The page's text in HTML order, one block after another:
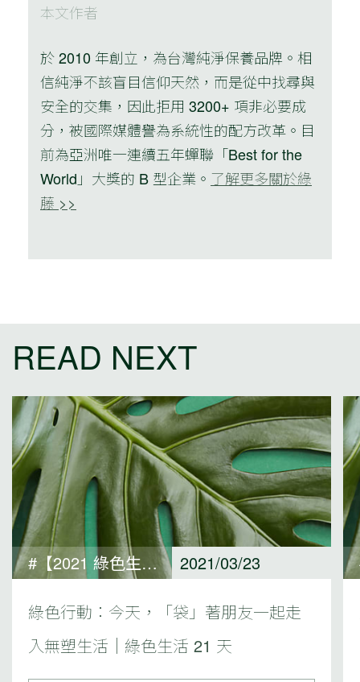
本文作者
於 2010 年創立，為台灣純淨保養品牌。相
信純淨不該盲目信仰天然，而是從中找尋與
安全的交集，因此拒用 3200+ 項非必要成
分，被國際媒體譽為系統性的配方改革。目
前為亞洲唯一連續五年蟬聯「Best for the
World」大獎的 B 型企業。 了解更多關於綠
藤 >>
READ NEXT
#【2021 綠色生活 21 天 ACTIONS 專欄】In my own time 獨處時篇#綠色生活 21 天 2021/03/23
綠色行動：今天，「袋」著朋友一起走
入無塑生活｜綠色生活 21 天